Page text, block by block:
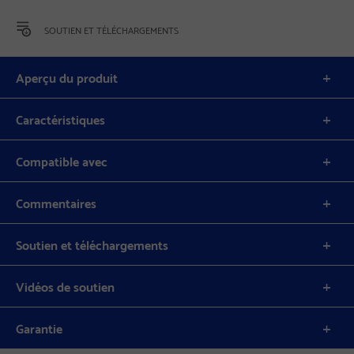
SOUTIEN ET TÉLÉCHARGEMENTS
Aperçu du produit
Caractéristiques
Compatible avec
Commentaires
Soutien et téléchargements
Vidéos de soutien
Garantie